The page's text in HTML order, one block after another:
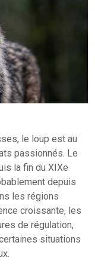
le loup est au
passionnés. Le
la fin du XIXe
depuis
les régions
croissante, les
de régulation,
situations